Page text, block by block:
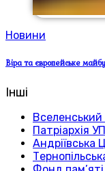
Новини
Віра та європейське
Інші
Вселенський
Патріархія
Андріївська